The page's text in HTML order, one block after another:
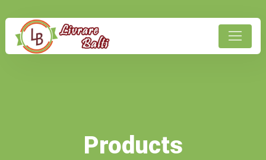
Products